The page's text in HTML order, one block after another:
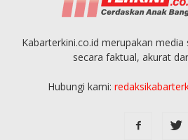
Kabarterkini.co.id merupakan
secara faktual, akurat
Hubungi kami: